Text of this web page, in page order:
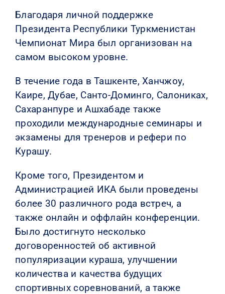
Благодаря личной поддержке
Президента Республики Туркменистан
Чемпионат Мира был организован на
самом высоком уровне.
В течение года в Ташкенте, Ханчжоу,
Каире, Дубае, Санто-Доминго, Салониках,
Сахаранпуре и Ашхабаде также
проходили международные семинары и
экзамены для тренеров и рефери по
Курашу.
Кроме того, Президентом и
Администрацией ИКА были проведены
более 30 различного рода встреч, а
также онлайн и оффлайн конференции.
Было достигнуто несколько
договоренностей об активной
популяризации кураша, улучшении
количества и качества будущих
спортивных соревнований, а также